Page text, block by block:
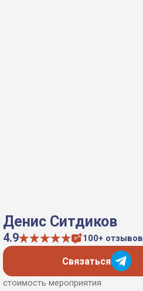
Денис Ситдиков
4.9 100+ отзывов
Связаться
стоимость мероприятия